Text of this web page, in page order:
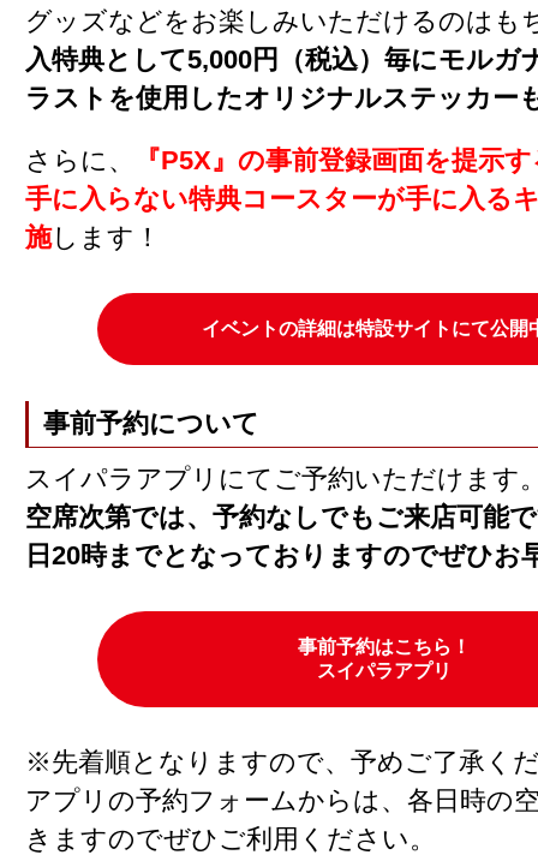
グッズなどをお楽しみいただけるのはも
入特典として5,000円（税込）毎にモルガ
ラストを使用したオリジナルステッカー
さらに、
『P5X』の事前登録画面を提示
手に入らない特典コースターが手に入る
施します！
イベントの詳細は特設サイトにて公開
事前予約について
スイパラアプリにてご予約いただけます
空席次第では、予約なしでもご来店可能
日20時までとなっておりますのでぜひお
事前予約はこちら！
スイパラアプリ
※先着順となりますので、予めご了承く
アプリの予約フォームからは、各日時の
きますのでぜひご利用ください。